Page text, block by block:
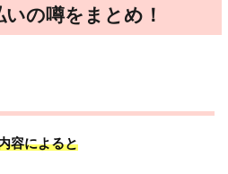
の噂をまとめ！
容によると